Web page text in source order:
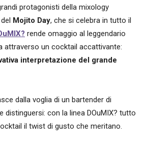
protagonisti della mixology
Mojito Day, che si celebra in tutto il
rende omaggio al leggendario
attraverso un cocktail accattivante:
interpretazione del grande
dalla voglia di un bartender di
distinguersi: con la linea DOuMIX? tutto
il twist di gusto che meritano.